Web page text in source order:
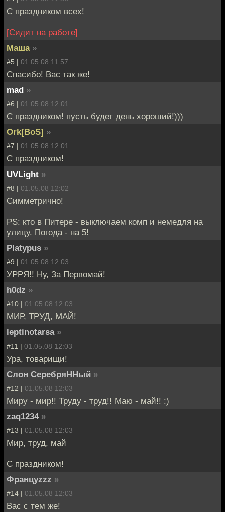
С праздником всех!
[Сидит на работе]
Маша »
#5 | 01.05.08 11:57
Спасибо! Вас так же!
mad »
#6 | 01.05.08 12:01
С праздником! пусть будет день хороший!)))
Ork[BoS] »
#7 | 01.05.08 12:01
С праздником!
UVLight »
#8 | 01.05.08 12:02
Симметрично!
PS: кто в Питере - выключаем комп и немедля на
улицу. Погода - на 5!
Platypus »
#9 | 01.05.08 12:03
УРРЯ!! Ну, За Первомай!
h0dz »
#10 | 01.05.08 12:03
МИР, ТРУД, МАЙ!
leptinotarsa »
#11 | 01.05.08 12:03
Ура, товарищи!
Слон СеребряННый »
#12 | 01.05.08 12:03
Миру - мир!! Труду - труд!! Маю - май!! :)
zaq1234 »
#13 | 01.05.08 12:03
Мир, труд, май
С праздником!
Француzzz »
#14 | 01.05.08 12:03
Вас с тем же!